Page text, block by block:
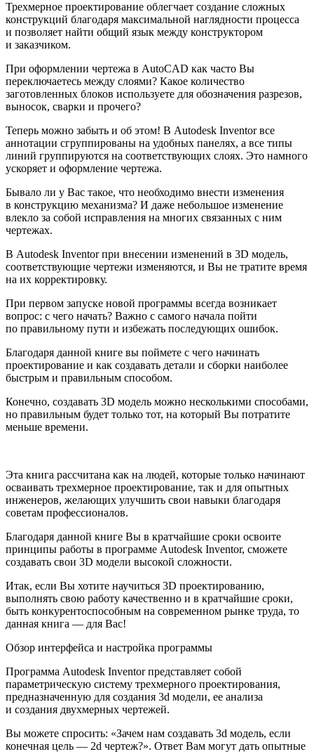
Трехмерное проектирование облегчает создание сложных
конструкций благодаря максимальной наглядности процесса
и позволяет найти общий язык между конструктором
и заказчиком.
При оформлении чертежа в AutoCAD как часто Вы
переключаетесь между слоями? Какое количество
заготовленных блоков используете для обозначения разрезов,
выносок, сварки и прочего?
Теперь можно забыть и об этом! В Autodesk Inventor все
аннотации сгруппированы на удобных панелях, а все типы
линий группируются на соответствующих слоях. Это намного
ускоряет и оформление чертежа.
Бывало ли у Вас такое, что необходимо внести изменения
в конструкцию механизма? И даже небольшое изменение
влекло за собой исправления на многих связанных с ним
чертежах.
В Autodesk Inventor при внесении изменений в 3D модель,
соответствующие чертежи изменяются, и Вы не тратите время
на их корректировку.
При первом запуске новой программы всегда возникает
вопрос: с чего начать? Важно с самого начала пойти
по правильному пути и избежать последующих ошибок.
Благодаря данной книге вы поймете с чего начинать
проектирование и как создавать детали и сборки наиболее
быстрым и правильным способом.
Конечно, создавать 3D модель можно несколькими способами,
но правильным будет только тот, на который Вы потратите
меньше времени.
Эта книга рассчитана как на людей, которые только начинают
осваивать трехмерное проектирование, так и для опытных
инженеров, желающих улучшить свои навыки благодаря
советам профессионалов.
Благодаря данной книге Вы в кратчайшие сроки освоите
принципы работы в программе Autodesk Inventor, сможете
создавать свои 3D модели высокой сложности.
Итак, если Вы хотите научиться 3D проектированию,
выполнять свою работу качественно и в кратчайшие сроки,
быть конкурентоспособным на современном рынке труда, то
данная книга — для Вас!
Обзор интерфейса и настройка программы
Программа Autodesk Inventor представляет собой
параметрическую систему трехмерного проектирования,
предназначенную для создания 3d модели, ее анализа
и создания двухмерных чертежей.
Вы можете спросить: «Зачем нам создавать 3d модель, если
конечная цель — 2d чертеж?». Ответ Вам могут дать опытные